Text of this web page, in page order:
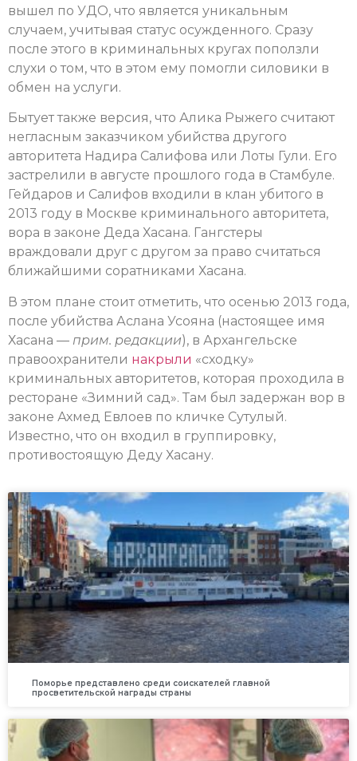
вышел по УДО, что является уникальным
случаем, учитывая статус осужденного. Сразу
после этого в криминальных кругах поползли
слухи о том, что в этом ему помогли силовики в
обмен на услуги.
Бытует также версия, что Алика Рыжего считают
негласным заказчиком убийства другого
авторитета Надира Салифова или Лоты Гули. Его
застрелили в августе прошлого года в Стамбуле.
Гейдаров и Салифов входили в клан убитого в
2013 году в Москве криминального авторитета,
вора в законе Деда Хасана. Гангстеры
враждовали друг с другом за право считаться
ближайшими соратниками Хасана.
В этом плане стоит отметить, что осенью 2013 года,
после убийства Аслана Усояна (настоящее имя
Хасана — прим. редакции), в Архангельске
правоохранители накрыли «сходку»
криминальных авторитетов, которая проходила в
ресторане «Зимний сад». Там был задержан вор в
законе Ахмед Евлоев по кличке Сутулый.
Известно, что он входил в группировку,
противостоящую Деду Хасану.
Поморье представлено среди соискателей главной
просветительской награды страны